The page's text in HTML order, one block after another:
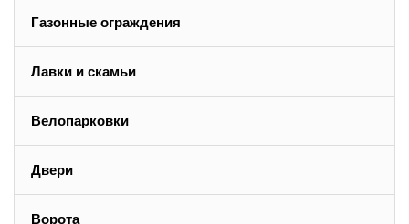
Газонные ограждения
Лавки и скамьи
Велопарковки
Двери
Ворота